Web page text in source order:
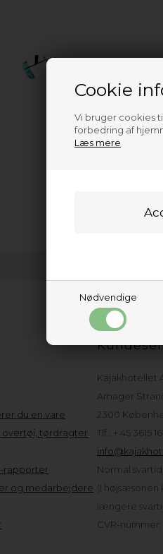
Cookie
Vi bruger cookies
forbedring af
Læs mere
Nødvendige
du en vare
overtøj, tørdragter
rapporter
og medarbejdere
Kajakhotellet
Amager
2300
Tlf.: + 45 3615
Normal
(I højsæsonen
længere
CVR-nummer: